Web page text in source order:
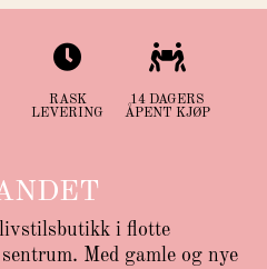

RASK
LEVERING

14 DAGERS
ÅPENT KJØP
livstilsbutikk i flotte
Med gamle og nye